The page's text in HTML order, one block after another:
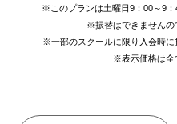
※このプランは土曜日9：00～9：
※振替はできませんの
※一部のスクールに限り入会時に
※表示価格は全